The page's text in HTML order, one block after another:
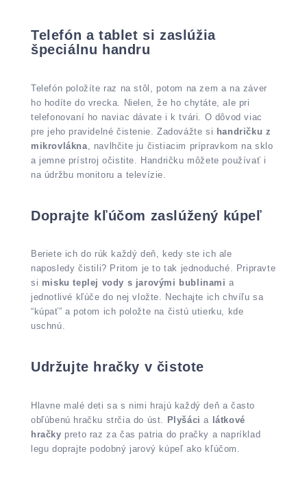
Telefón a tablet si zaslúžia
špeciálnu handru
Telefón položíte raz na stôl, potom na zem a na záver
ho hodíte do vrecka. Nielen, že ho chytáte, ale pri
telefonovaní ho naviac dávate i k tvári. O dôvod viac
pre jeho pravidelné čistenie. Zadovážte si handričku z
mikrovlákna , navlhčite ju čistiacim prípravkom na sklo
a jemne prístroj očistite. Handričku môžete používať i
na údržbu monitoru a televízie.
Doprajte kľúčom zaslúžený kúpeľ
Beriete ich do rúk každý deň, kedy ste ich ale
naposledy čistili? Pritom je to tak jednoduché. Pripravte
si misku teplej vody s jarovými bublinami a
jednotlivé kľúče do nej vložte. Nechajte ich chvíľu sa
“kúpať” a potom ich položte na čistú utierku, kde
uschnú.
Udržujte hračky v čistote
Hlavne malé deti sa s nimi hrajú každý deň a často
obľúbenú hračku strčia do úst. Plyšáci a látkové
hračky preto raz za čas patria do pračky a napríklad
legu doprajte podobný jarový kúpeľ ako kľúčom.